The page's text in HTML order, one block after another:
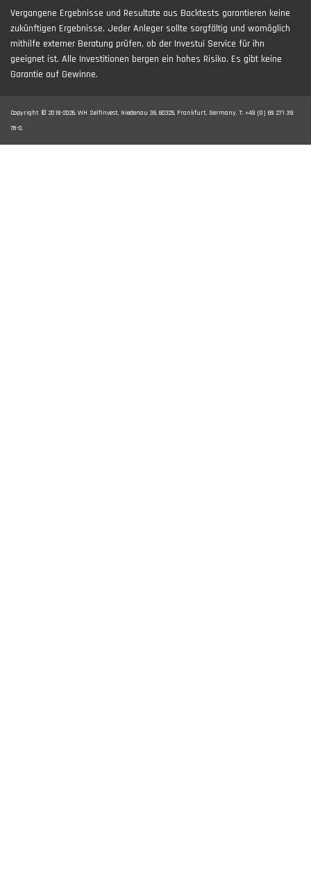
Vergangene Ergebnisse und Resultate aus Backtests garantieren keine
zukünftigen Ergebnisse. Jeder Anleger sollte sorgfältig und womöglich
mithilfe externer Beratung prüfen, ob der Investui Service für ihn
geeignet ist. Alle Investitionen bergen ein hohes Risiko. Es gibt keine
Garantie auf Gewinne.
Copyright © 2018-2026. WH SelfInvest, Niedenau 36, 60325, Frankfurt, Germany. T: +49 (0) 69 271 39
78-0.